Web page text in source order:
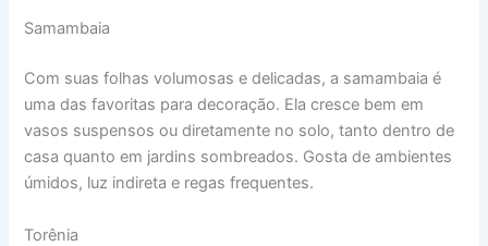
Samambaia
Com suas folhas volumosas e delicadas, a samambaia é
uma das favoritas para decoração. Ela cresce bem em
vasos suspensos ou diretamente no solo, tanto dentro de
casa quanto em jardins sombreados. Gosta de ambientes
úmidos, luz indireta e regas frequentes.
Torênia